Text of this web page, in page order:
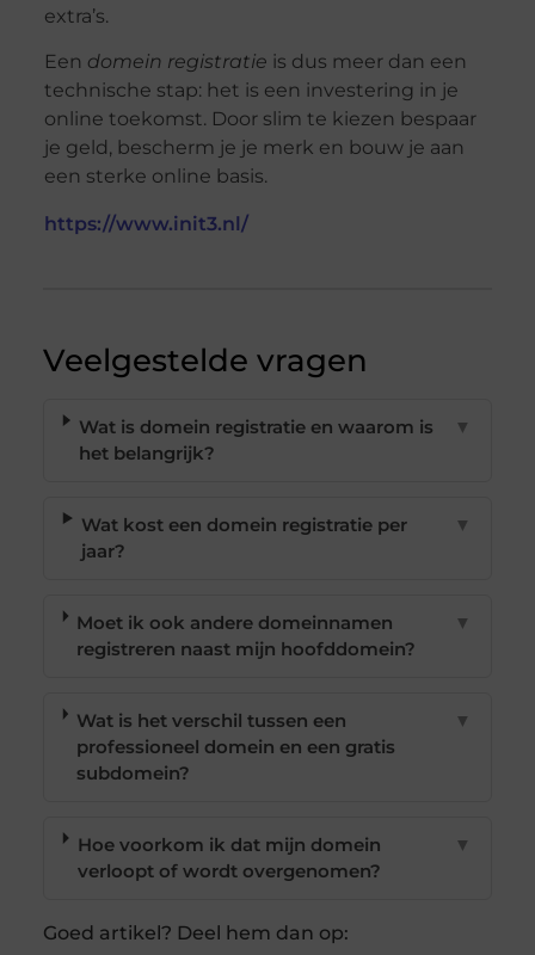
extra’s.
Een domein registratie is dus meer dan een
technische stap: het is een investering in je
online toekomst. Door slim te kiezen bespaar
je geld, bescherm je je merk en bouw je aan
een sterke online basis.
https://www.init3.nl/
Veelgestelde vragen
Wat is domein registratie en waarom is
het belangrijk?
▼
Wat kost een domein registratie per
jaar?
▼
Moet ik ook andere domeinnamen
registreren naast mijn hoofddomein?
▼
Wat is het verschil tussen een
professioneel domein en een gratis
subdomein?
▼
Hoe voorkom ik dat mijn domein
verloopt of wordt overgenomen?
▼
Goed artikel? Deel hem dan op: